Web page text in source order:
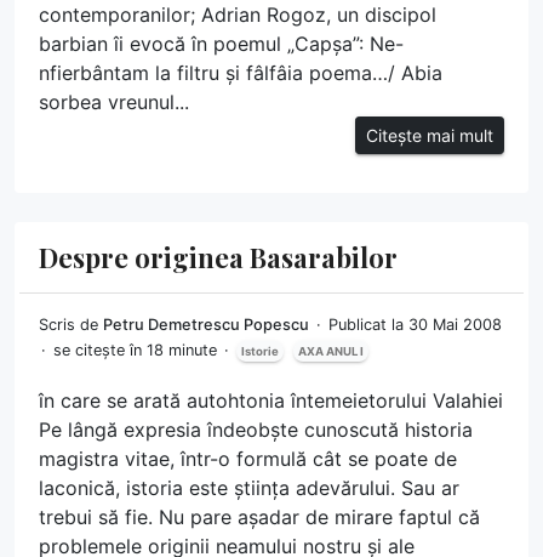
contemporanilor; Adrian Rogoz, un discipol
barbian îi evocă în poemul „Capșa”: Ne-
nfierbântam la filtru și fâlfâia poema…/ Abia
sorbea vreunul...
Citește mai mult
Despre originea Basarabilor
Scris de Petru Demetrescu Popescu
Publicat la 30 Mai 2008
se citește în 18 minute
Istorie AXA ANUL I
în care se arată autohtonia întemeietorului Valahiei
Pe lângă expresia îndeobște cunoscută historia
magistra vitae, într-o formulă cât se poate de
laconică, istoria este știința adevărului. Sau ar
trebui să fie. Nu pare așadar de mirare faptul că
problemele originii neamului nostru și ale